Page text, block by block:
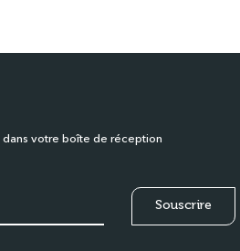
votre boîte de réception